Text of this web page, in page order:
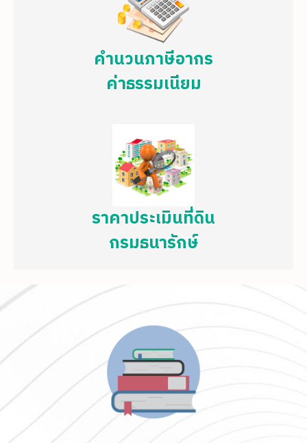
คำนวนภาษีอากร
ค่าธรรมเนียม
ราคาประเมินที่ดิน
กรมธนารักษ์